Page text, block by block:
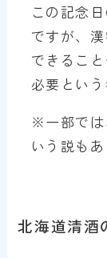
この記念
ですが、
できるこ
必要とい
※一部では
いう説も
北海道清酒